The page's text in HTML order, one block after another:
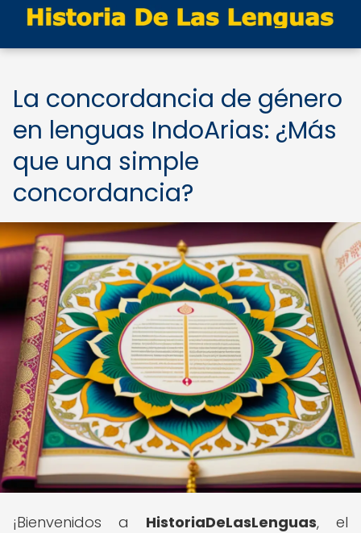
La concordancia de género
en lenguas IndoArias: ¿Más
que una simple
concordancia?
¡Bienvenidos a HistoriaDeLasLenguas, el